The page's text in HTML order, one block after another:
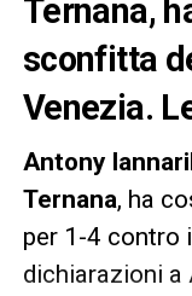
Ternana,
sconfitta
Venezia.
Antony
Ternana, ha
per 1-4 contro
dichiarazioni a